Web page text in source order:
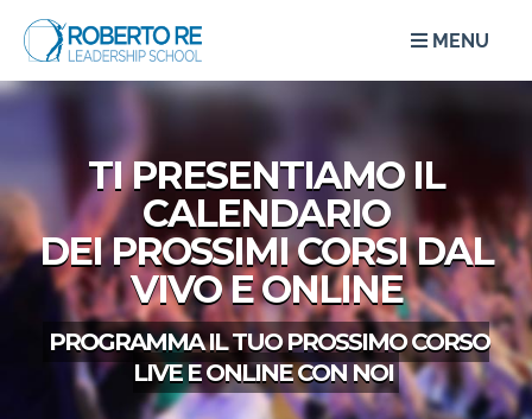
MENU
TI PRESENTIAMO IL
CALENDARIO
DEI PROSSIMI CORSI DAL
VIVO E ONLINE
PROGRAMMA IL TUOPROSSIMO CORSO
LIVE E ONLINE CON NOI